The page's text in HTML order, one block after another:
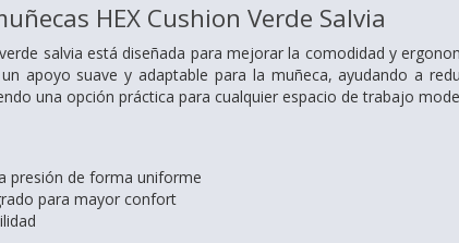
HEX Cushion Verde Salvia
salvia está diseñada para mejorar la comodidad y
apoyo suave y adaptable para la muñeca, ayudando a
una opción práctica para cualquier espacio de trabajo
presión de forma uniforme
para mayor confort